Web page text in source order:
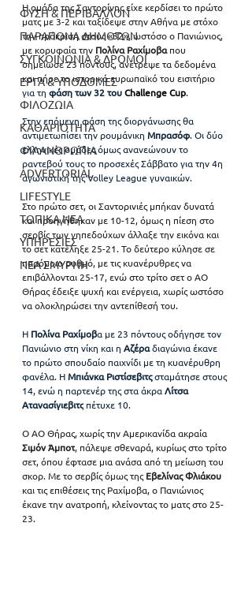
ΦΥΣΗ & ΠΕΡΙΒΑΛΛΟΝ
ΠΑΡΑΠΟΝΑ ΔΗΜΟΤΩΝ
ΣΥΓΚΟΙΝΩΝΙΑ & ΔΡΟΜΟΙ
ΕΡΓΑ & ΥΠΟΔΟΜΕΣ
ΦΙΛΟΖΩΙΑ
ΚΑΘΑΡΙΟΤΗΤΑ
ΦΙΛΑΝΘΡΩΠΙΑ
ADVERTORIAL
LIFESTYLE
ΤΟΠΙΚΑ ΝΕΑ
ΥΠΗΡΕΣΙΕΣ
ΝΕΑ ΣΜΥΡΝΗ
Η ομάδα της Σαντορίνης είχε κερδίσει το πρώτο
ματς με 3-2 και ταξίδεψε στην Αθήνα με στόχο
την πρόκριση στους «32», ωστόσο ο Πανιώνιος,
με κορυφαία την Πολίνα Ραχίμοβα που
σημείωσε 23 πόντους, ανέτρεψε τα δεδομένα
και πήρε το ιστορικό ευρωπαϊκό του εισιτήριο
για τη φάση των 32 του Challenge Cup.
Στην επόμενη φάση της διοργάνωσης θα
αντιμετωπίσει την ρουμάνικη Μπρασόφ. Οι δύο
ελληνικές ομάδες όμως ανανεώνουν το
ραντεβού τους το προσεχές Σάββατο για την 4η
αγωνιστική της Volley League γυναικών.
Στο πρώτο σετ, οι Σαντορινιές μπήκαν δυνατά
και προηγήθηκαν με 10-12, όμως η πίεση στο
σερβίς των γηπεδούχων άλλαξε την εικόνα και
το σετ κατέληξε 25-21. Το δεύτερο κύλησε σε
παρόμοιο ρυθμό, με τις κυανέρυθρες να
επιβάλλονται 25-17, ενώ στο τρίτο σετ ο ΑΟ
Θήρας έδειξε ψυχή και ενέργεια, χωρίς ωστόσο
να ολοκληρώσει την αντεπίθεσή του.
Η Πολίνα Ραχίμοβα με 23 πόντους οδήγησε τον
Πανιώνιο στη νίκη και η Αζέρα διαγώνια έκανε
το πρώτο σπουδαίο παιχνίδι με τη κυανέρυθρη
φανέλα. Η Μπιάνκα Ριστίσεβιτς σταμάτησε στους
14, ενώ η παρτενέρ της στα άκρα Λίτσα
Ατανασίγιεβιτς πέτυχε 10.
Ο ΑΟ Θήρας, χωρίς την Αμερικανίδα ακραία
Σιμόν Άμποτ, πάλεψε σθεναρά, κυρίως στο τρίτο
σετ, όπου έφτασε μια ανάσα από τη μείωση του
σκορ. Με το σερβίς όμως της Εβελίνας Φλιάκου
και τις επιθέσεις της Ραχίμοβα, ο Πανιώνιος
έκανε την ανατροπή, κλείνοντας το ματς στο 25-
23.